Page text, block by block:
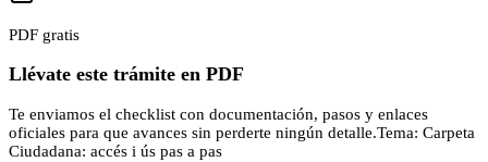
PDF gratis
Llévate este trámite en PDF
Te enviamos el checklist con documentación, pasos y enlaces
oficiales para que avances sin perderte ningún detalle.Tema: Carpeta
Ciudadana: accés i ús pas a pas